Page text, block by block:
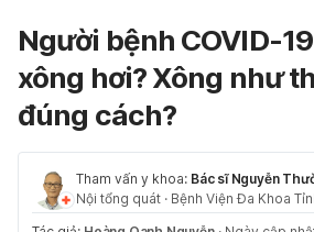
Người bệnh COVID-
xông hơi? Xông như
đúng cách?
Tham vấn y khoa: Bác sĩ Nguyễn
Nội tổng quát · Bệnh Viện Đa Khoa